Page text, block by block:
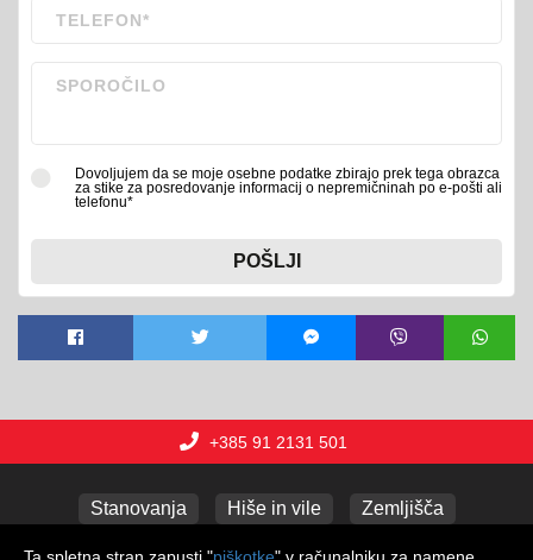
Dovoljujem da se moje osebne podatke zbirajo prek tega obrazca
za stike za posredovanje informacij o nepremičninah po e-pošti ali
telefonu*
POŠLJI
+385 91 2131 501
Stanovanja Hiše in vile Zemljišča
Poslovni prostori Apartmaji Garaže